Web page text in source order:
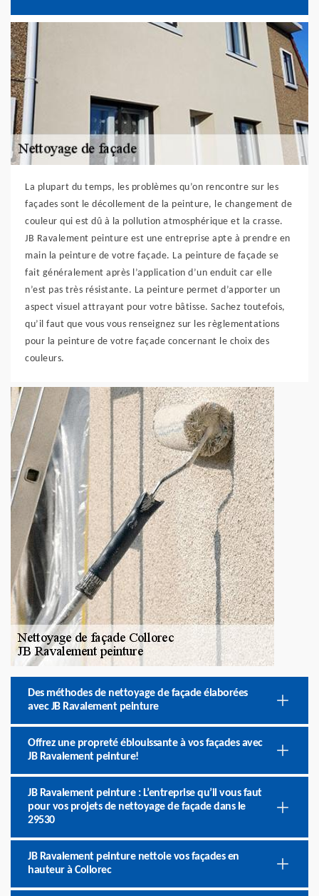
La plupart du temps, les problèmes qu’on rencontre sur les
façades sont le décollement de la peinture, le changement de
couleur qui est dû à la pollution atmosphérique et la crasse.
JB Ravalement peinture est une entreprise apte à prendre en
main la peinture de votre façade. La peinture de façade se
fait généralement après l’application d’un enduit car elle
n’est pas très résistante. La peinture permet d’apporter un
aspect visuel attrayant pour votre bâtisse. Sachez toutefois,
qu’il faut que vous vous renseignez sur les règlementations
pour la peinture de votre façade concernant le choix des
couleurs.
Des méthodes de nettoyage de façade élaborées
avec JB Ravalement peinture
Offrez une propreté éblouissante à vos façades avec
JB Ravalement peinture!
JB Ravalement peinture : L’entreprise qu’il vous faut
pour vos projets de nettoyage de façade dans le
29530
JB Ravalement peinture nettoie vos façades en
hauteur à Collorec